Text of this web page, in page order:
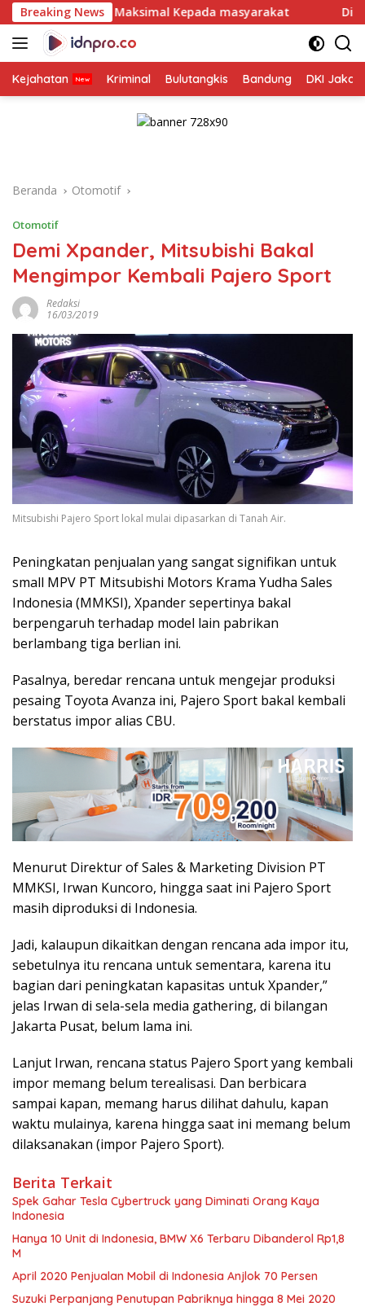
Langsung
ke
konten
Breaking News
Maksimal Kepada masyarakat Dirut Jasa Raharja
Kejahatan Kriminal Bulutangkis Bandung DKI
Beranda Otomotif
Otomotif
Demi Xpander, Mitsubishi Bakal
Mengimpor Kembali Pajero Sport
Redaksi
16/03/2019
Mitsubishi Pajero Sport lokal mulai dipasarkan di Tanah Air.
Peningkatan penjualan yang sangat signifikan untuk
small MPV PT Mitsubishi Motors Krama Yudha Sales
Indonesia (MMKSI), Xpander sepertinya bakal
berpengaruh terhadap model lain pabrikan
berlambang tiga berlian ini.
Pasalnya, beredar rencana untuk mengejar produksi
pesaing Toyota Avanza ini, Pajero Sport bakal kembali
berstatus impor alias CBU.
Menurut Direktur of Sales & Marketing Division PT
MMKSI, Irwan Kuncoro, hingga saat ini Pajero Sport
masih diproduksi di Indonesia.
Jadi, kalaupun dikaitkan dengan rencana ada impor itu,
sebetulnya itu rencana untuk sementara, karena itu
bagian dari peningkatan kapasitas untuk Xpander,”
jelas Irwan di sela-sela media gathering, di bilangan
Jakarta Pusat, belum lama ini.
Lanjut Irwan, rencana status Pajero Sport yang kembali
impor memang belum terealisasi. Dan berbicara
sampai kapan, memang harus dilihat dahulu, kapan
waktu mulainya, karena hingga saat ini memang belum
dilaksanakan (impor Pajero Sport).
Berita Terkait
Spek Gahar Tesla Cybertruck yang Diminati Orang Kaya
Indonesia
Hanya 10 Unit di Indonesia, BMW X6 Terbaru Dibanderol Rp1,8
M
April 2020 Penjualan Mobil di Indonesia Anjlok 70 Persen
Suzuki Perpanjang Penutupan Pabriknya hingga 8 Mei 2020